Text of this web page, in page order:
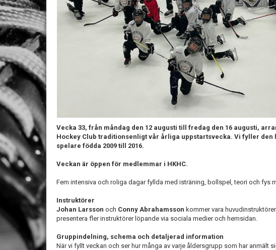
Vecka 33, från måndag den 12 augusti till fredag den 16 augusti,
Hockey Club traditionsenligt vår årliga uppstartsvecka. Vi fyller den
spelare födda 2009 till 2016.
Veckan är öppen för medlemmar i HKHC.
Fem intensiva och roliga dagar fyllda med isträning, bollspel, teori och fys
Instruktörer
Johan Larsson och Conny Abrahamsson kommer vara
presentera fler instruktörer löpande via sociala medier och hemsidan.
Gruppindelning, schema och detaljerad information
När vi fyllt veckan och ser hur många av varje åldersgrupp som har anmält